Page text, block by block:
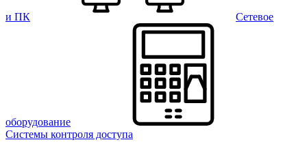
и ПК Сетевое
оборудование
Системы контроля доступа